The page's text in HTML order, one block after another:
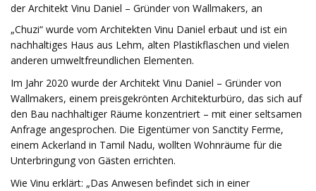
der Architekt Vinu Daniel – Gründer von Wallmakers, an
„Chuzi“ wurde vom Architekten Vinu Daniel erbaut und ist ein
nachhaltiges Haus aus Lehm, alten Plastikflaschen und vielen
anderen umweltfreundlichen Elementen.
Im Jahr 2020 wurde der Architekt Vinu Daniel – Gründer von
Wallmakers, einem preisgekrönten Architekturbüro, das sich auf
den Bau nachhaltiger Räume konzentriert – mit einer seltsamen
Anfrage angesprochen. Die Eigentümer von Sanctity Ferme,
einem Ackerland in Tamil Nadu, wollten Wohnräume für die
Unterbringung von Gästen errichten.
Wie Vinu erklärt: „Das Anwesen befindet sich in einer